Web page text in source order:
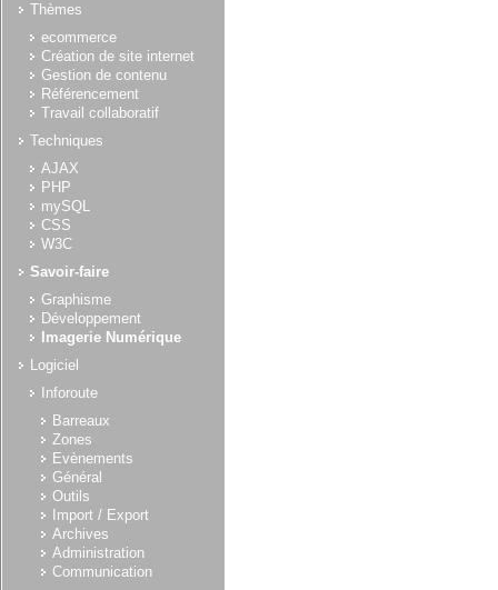
Thèmes
ecommerce
Création de site internet
Gestion de contenu
Référencement
Travail collaboratif
Techniques
AJAX
PHP
mySQL
CSS
W3C
Savoir-faire
Graphisme
Développement
Imagerie Numérique
Logiciel
Inforoute
Barreaux
Zones
Evènements
Général
Outils
Import / Export
Archives
Administration
Communication